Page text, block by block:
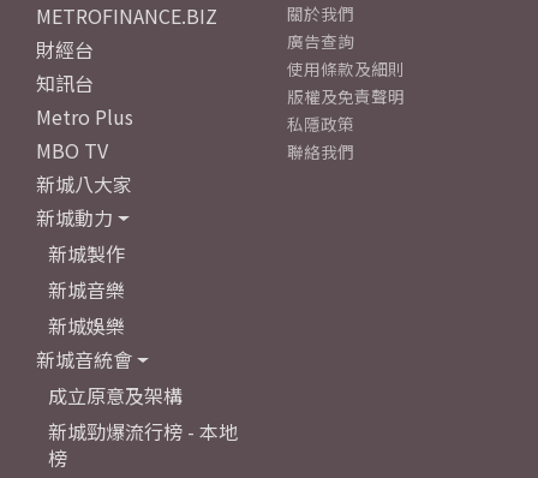
METROFINANCE.BIZ
財經台
知訊台
Metro Plus
MBO TV
新城八大家
新城動力
新城製作
新城音樂
新城娛樂
新城音統會
成立原意及架構
新城勁爆流行榜 - 本地
榜
關於我們
廣告查詢
使用條款及細則
版權及免責聲明
私隱政策
聯絡我們